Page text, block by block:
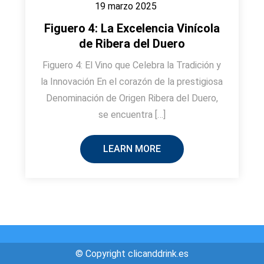
19 marzo 2025
Figuero 4: La Excelencia Vinícola
de Ribera del Duero
Figuero 4: El Vino que Celebra la Tradición y
la Innovación En el corazón de la prestigiosa
Denominación de Origen Ribera del Duero,
se encuentra […]
LEARN MORE
© Copyright clicanddrink.es